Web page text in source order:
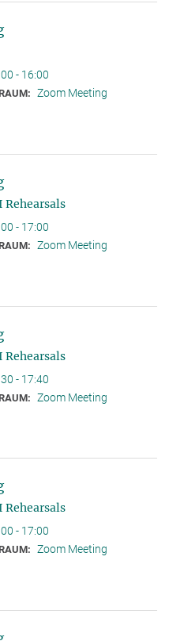
- 16:00
Zoom Meeting
Rehearsals
- 17:00
Zoom Meeting
Rehearsals
- 17:40
Zoom Meeting
Rehearsals
- 17:00
Zoom Meeting